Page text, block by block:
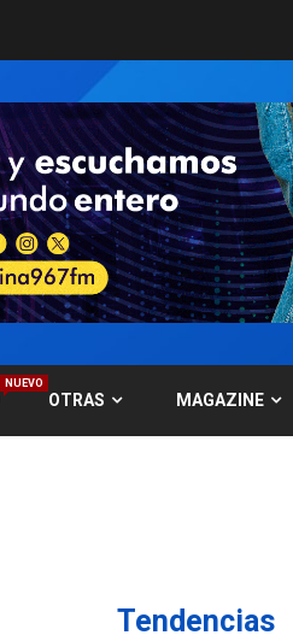
NUEVO
OTRAS MAGAZINE
Tendencias
4